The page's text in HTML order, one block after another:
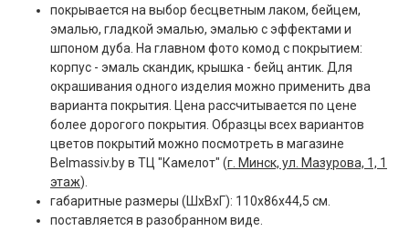
покрывается на выбор бесцветным лаком, бейцем,
эмалью, гладкой эмалью, эмалью с эффектами и
шпоном дуба. На главном фото комод с покрытием:
корпус - эмаль скандик, крышка - бейц антик. Для
окрашивания одного изделия можно применить два
варианта покрытия. Цена рассчитывается по цене
более дорогого покрытия. Образцы всех вариантов
цветов покрытий можно посмотреть в магазине
Belmassiv.by в ТЦ "Камелот" (г. Минск, ул. Мазурова, 1, 1
этаж).
габаритные размеры (ШxВxГ): 110x86x44,5 см.
поставляется в разобранном виде.